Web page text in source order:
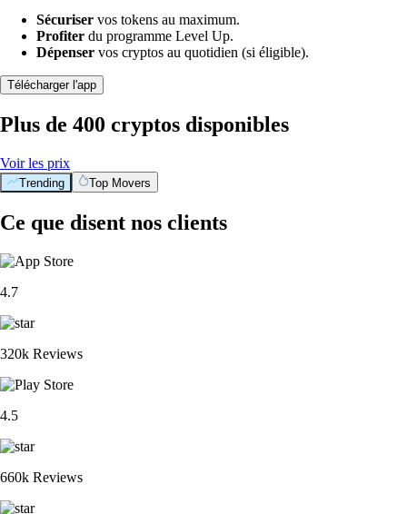
Sécuriser vos tokens au maximum.
Profiter du programme Level Up.
Dépenser vos cryptos au quotidien (si éligible).
Télécharger l'app
Plus de 400 cryptos disponibles
Voir les prix
Trending Top Movers
Ce que disent nos clients
4.7
320k Reviews
4.5
660k Reviews